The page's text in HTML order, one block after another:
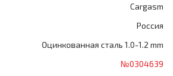
Cargasm
Россия
Оцинкованная сталь 1.0-1.2 mm
№0304639